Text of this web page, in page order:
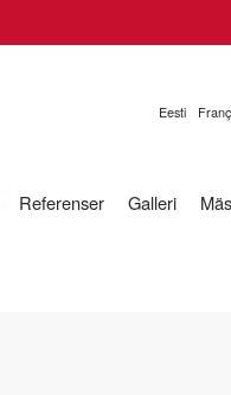
Eesti
Galleri
Referenser